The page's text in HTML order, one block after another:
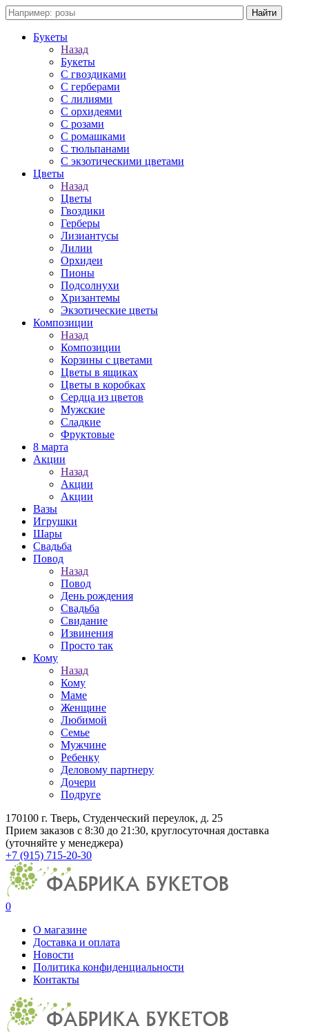
Букеты
Назад
Букеты
С гвоздиками
С герберами
С лилиями
С орхидеями
С розами
С ромашками
С тюльпанами
С экзотическими цветами
Цветы
Назад
Цветы
Гвоздики
Герберы
Лизиантусы
Лилии
Орхидеи
Пионы
Подсолнухи
Хризантемы
Экзотические цветы
Композиции
Назад
Композиции
Корзины с цветами
Цветы в ящиках
Цветы в коробках
Сердца из цветов
Мужские
Сладкие
Фруктовые
8 марта
Акции
Назад
Акции
Акции
Вазы
Игрушки
Шары
Свадьба
Повод
Назад
Повод
День рождения
Свадьба
Свидание
Извинения
Просто так
Кому
Назад
Кому
Маме
Женщине
Любимой
Семье
Мужчине
Ребенку
Деловому партнеру
Дочери
Подруге
170100 г. Тверь, Студенческий переулок, д. 25
Прием заказов с 8:30 до 21:30, круглосуточная доставка
(уточняйте у менеджера)
+7 (915) 715-20-30
0
О магазине
Доставка и оплата
Новости
Политика конфиденциальности
Контакты